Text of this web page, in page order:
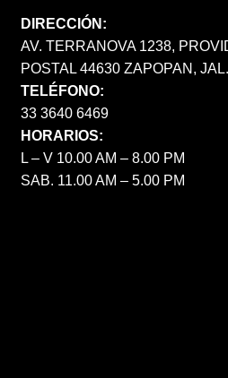
DIRECCIÓN:
AV. TERRANOVA 1238,
POSTAL 44630 ZAPOPAN, JAL.
TELÉFONO:
33 3640 6469
HORARIOS:
L – V 10.00 AM – 8.00 PM
SAB. 11.00 AM – 5.00 PM